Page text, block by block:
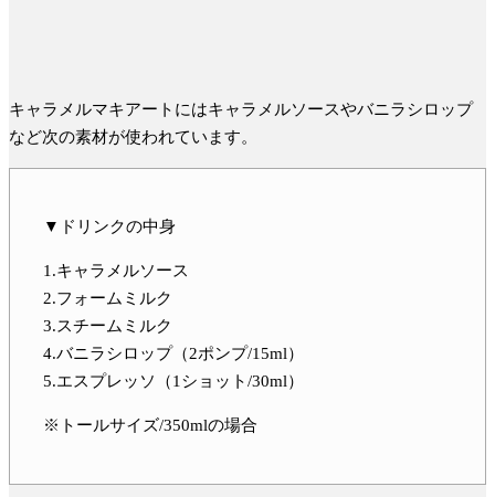
キャラメルマキアートにはキャラメルソースやバニラシロップ
など次の素材が使われています。
▼ドリンクの中身
1.キャラメルソース
2.フォームミルク
3.スチームミルク
4.バニラシロップ（2ポンプ/15ml）
5.エスプレッソ（1ショット/30ml）
※トールサイズ/350mlの場合